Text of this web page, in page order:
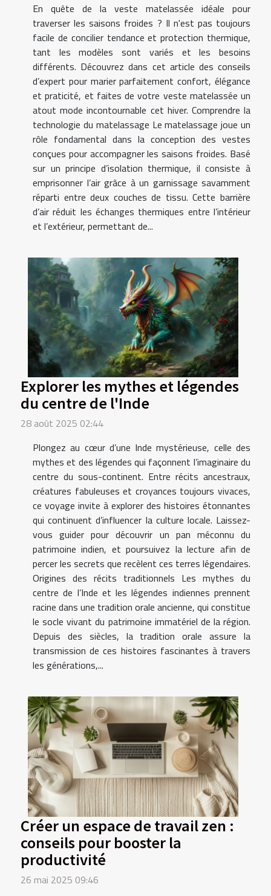
En quête de la veste matelassée idéale pour
traverser les saisons froides ? Il n'est pas toujours
facile de concilier tendance et protection thermique,
tant les modèles sont variés et les besoins
différents. Découvrez dans cet article des conseils
d’expert pour marier parfaitement confort, élégance
et praticité, et faites de votre veste matelassée un
atout mode incontournable cet hiver. Comprendre la
technologie du matelassage Le matelassage joue un
rôle fondamental dans la conception des vestes
conçues pour accompagner les saisons froides. Basé
sur un principe d’isolation thermique, il consiste à
emprisonner l’air grâce à un garnissage savamment
réparti entre deux couches de tissu. Cette barrière
d’air réduit les échanges thermiques entre l’intérieur
et l’extérieur, permettant de...
Explorer les mythes et légendes
du centre de l'Inde
28 août 2025 02:44
Plongez au cœur d’une Inde mystérieuse, celle des
mythes et des légendes qui façonnent l’imaginaire du
centre du sous-continent. Entre récits ancestraux,
créatures fabuleuses et croyances toujours vivaces,
ce voyage invite à explorer des histoires étonnantes
qui continuent d’influencer la culture locale. Laissez-
vous guider pour découvrir un pan méconnu du
patrimoine indien, et poursuivez la lecture afin de
percer les secrets que recèlent ces terres légendaires.
Origines des récits traditionnels Les mythes du
centre de l’Inde et les légendes indiennes prennent
racine dans une tradition orale ancienne, qui constitue
le socle vivant du patrimoine immatériel de la région.
Depuis des siècles, la tradition orale assure la
transmission de ces histoires fascinantes à travers
les générations,...
Créer un espace de travail zen :
conseils pour booster la
productivité
26 mai 2025 09:46